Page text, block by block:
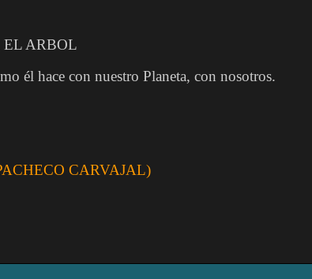
EL ARBOL
él hace con nuestro Planeta, con nosotros.
CARVAJAL)